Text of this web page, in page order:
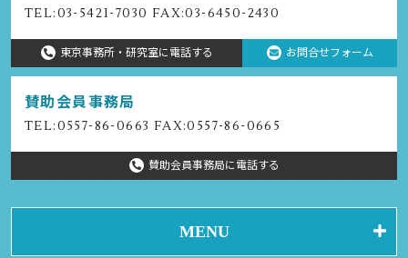
TEL:03-5421-7030 FAX:03-6450-2430
東京事務所・研究室に電話する お問合せフォーム
賛助会員事務局
TEL:0557-86-0663 FAX:0557-86-0665
賛助会員事務局に電話する
MENU